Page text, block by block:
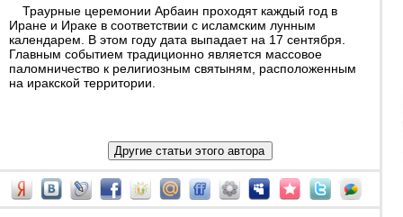
Траурные церемонии Арбаин проходят каждый год в
Иране и Ираке в соответствии с исламским лунным
календарем. В этом году дата выпадает на 17 сентября.
Главным событием традиционно является массовое
паломничество к религиозным святыням, расположенным
на иракской территории.